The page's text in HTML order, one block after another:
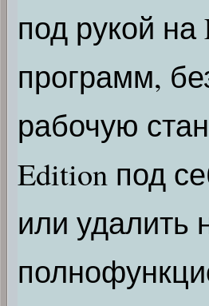
под рукой
программ,
рабочую
Edition под
или удалить